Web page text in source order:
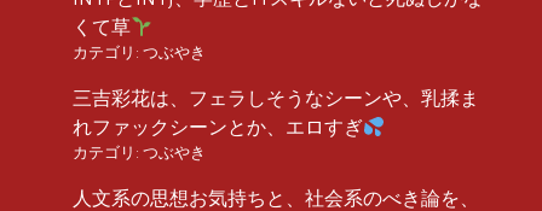
くて草
カテゴリ: つぶやき
三吉彩花は、フェラしそうなシーンや、乳揉ま
れファックシーンとか、エロすぎ
カテゴリ: つぶやき
人文系の思想お気持ちと、社会系のべき論を、